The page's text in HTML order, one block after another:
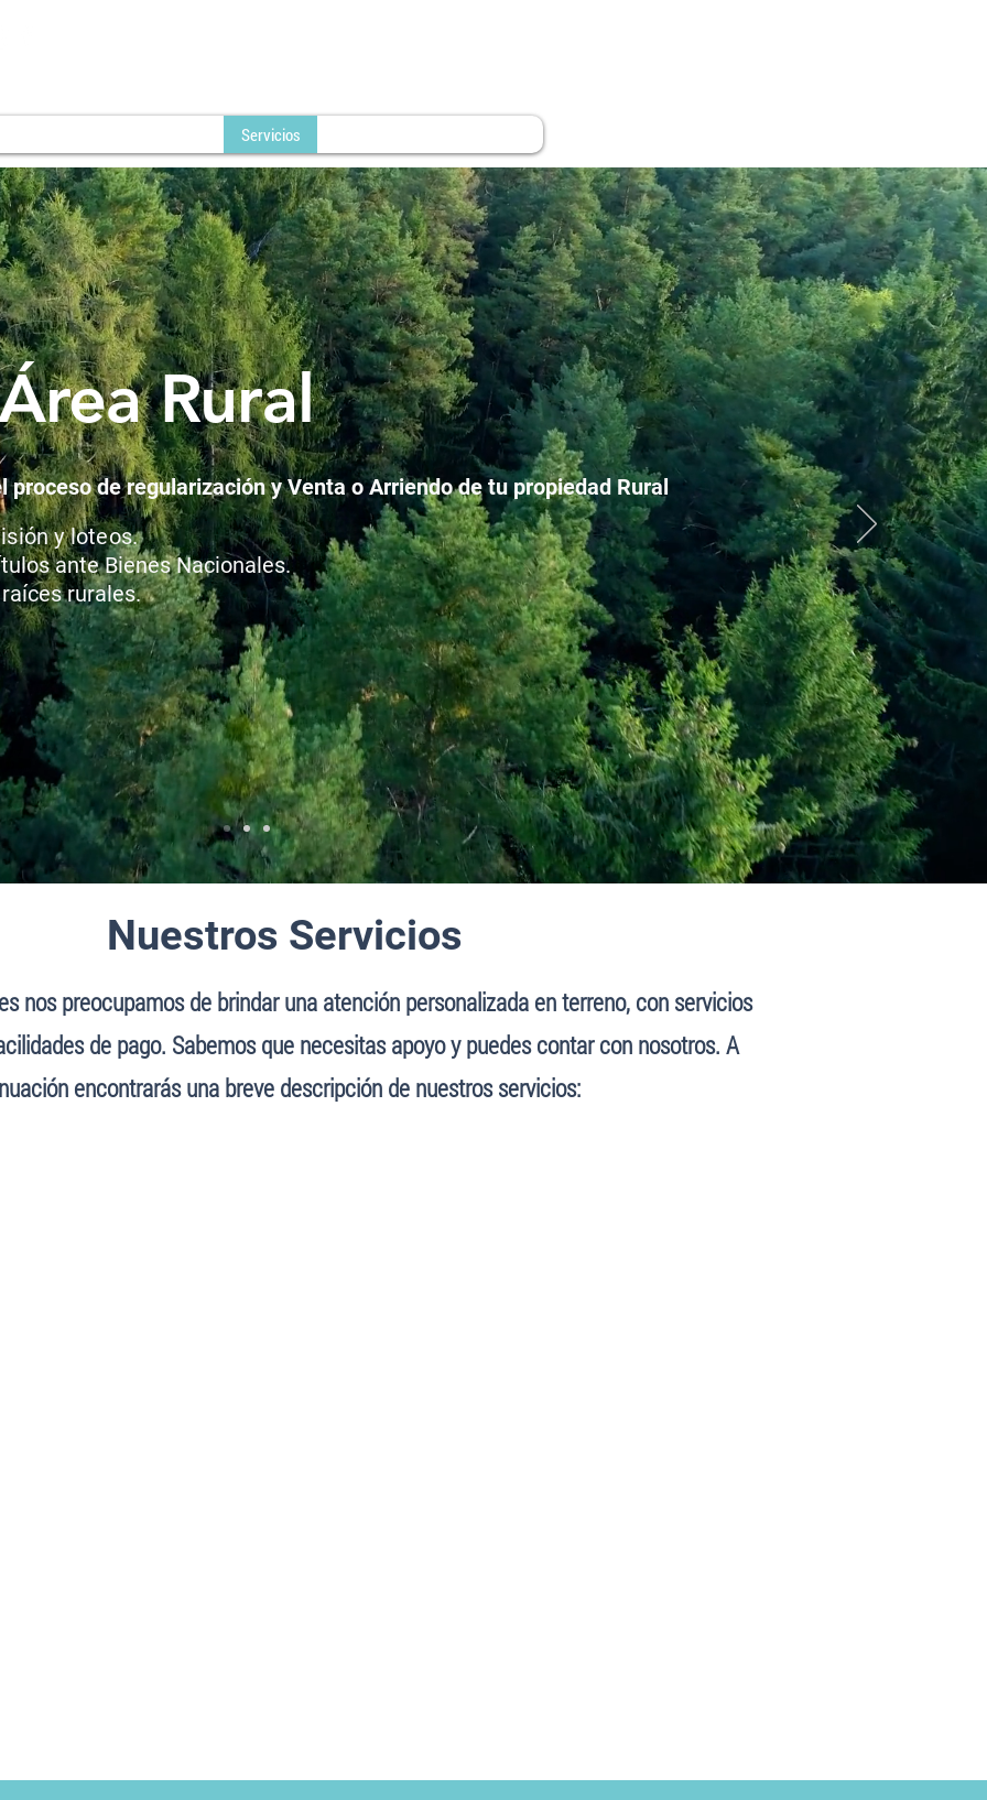
Servicios
Rural
proceso de regularización y Venta o Arriendo de tu propiedad Rural
y loteos.
ante Bienes Nacionales.
rurales.
Nuestros Servicios
nos preocupamos de brindar una atención personalizada en terreno, con servicios
de pago. Sabemos que necesitas apoyo y puedes contar con nosotros. A
encontrarás una breve descripción de nuestros servicios: